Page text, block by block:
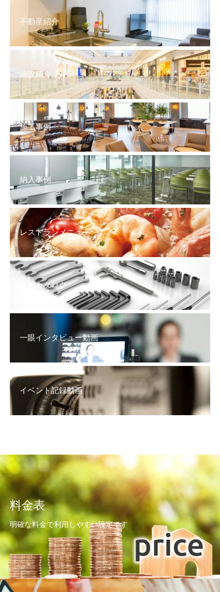
不動産紹介
施設紹介
施工事例
納入事例
レストランメニュー
商品カタログ
一眼インタビュー動画
イベント記録動画
料金表
明確な料金で利用しやすい設定です